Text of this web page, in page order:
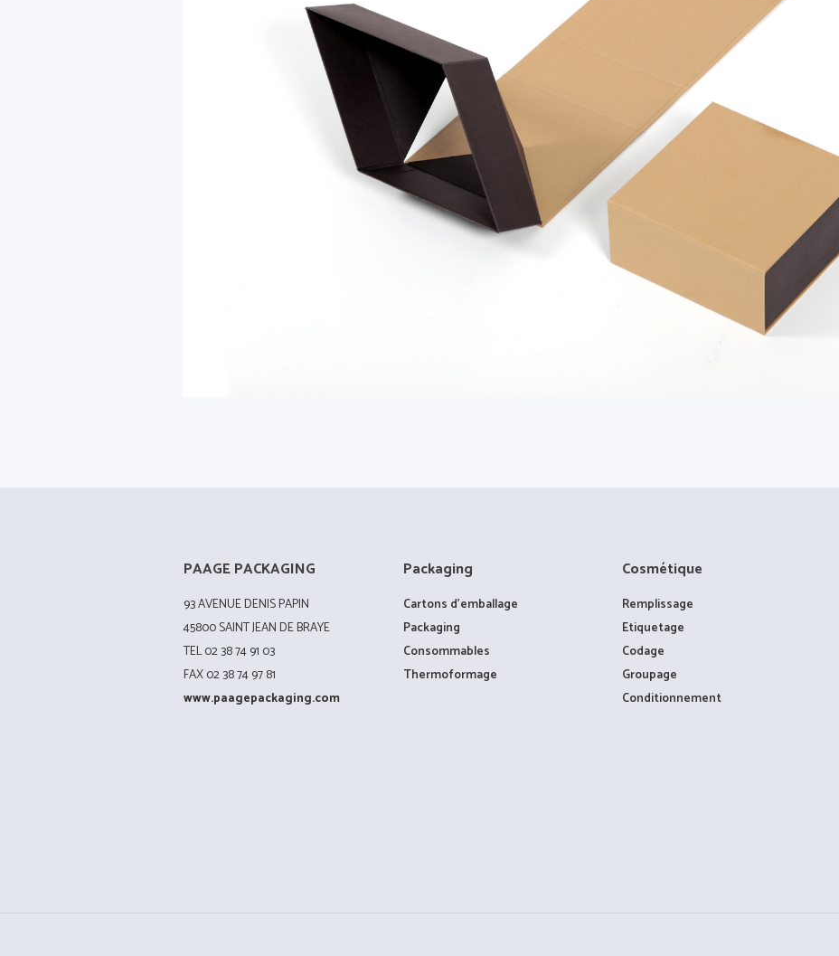
PAAGE PACKAGING
93 AVENUE DENIS PAPIN
45800 SAINT JEAN DE BRAYE
TEL 02 38 74 91 03
FAX 02 38 74 97 81
www.paagepackaging.com
Packaging
Cartons d’emballage
Packaging
Consommables
Thermoformage
Cosmétique
Remplissage
Etiquetage
Codage
Groupage
Conditionnement